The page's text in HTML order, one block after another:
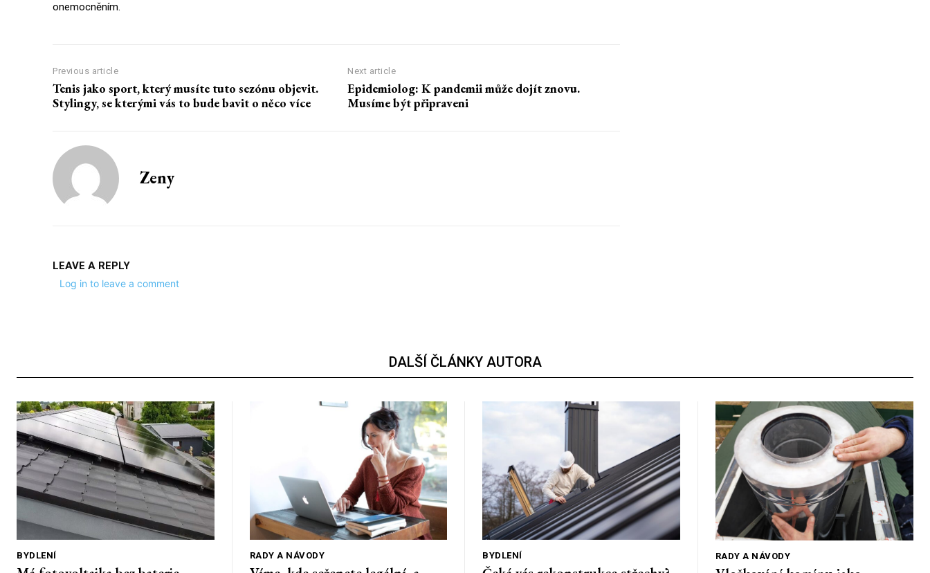
onemocněním.
Previous article
Tenis jako sport, který musíte tuto sezónu objevit.
Stylingy, se kterými vás to bude bavit o něco více
Next article
Epidemiolog: K pandemii může dojít znovu.
Musíme být připraveni
Zeny
LEAVE A REPLY
Log in to leave a comment
DALŠÍ ČLÁNKY AUTORA
BYDLENÍ RADY A NÁVODY BYDLENÍ RADY A NÁVODY